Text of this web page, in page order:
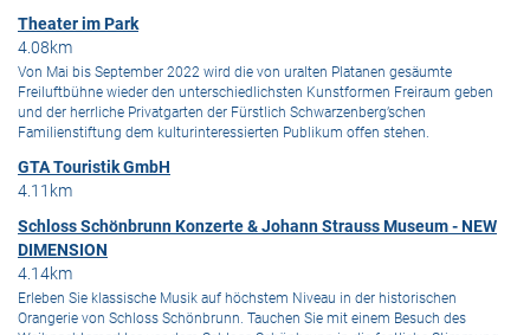
Theater im Park
4.08km
Von Mai bis September 2022 wird die von uralten Platanen gesäumte
Freiluftbühne wieder den unterschiedlichsten Kunstformen Freiraum geben
und der herrliche Privatgarten der Fürstlich Schwarzenberg’schen
Familienstiftung dem kulturinteressierten Publikum offen stehen.
GTA Touristik GmbH
4.11km
Schloss Schönbrunn Konzerte & Johann Strauss Museum - NEW
DIMENSION
4.14km
Erleben Sie klassische Musik auf höchstem Niveau in der historischen
Orangerie von Schloss Schönbrunn. Tauchen Sie mit einem Besuch des